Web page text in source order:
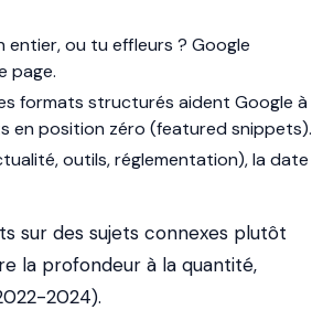
ou tu effleurs ? Google
page.
formats structurés aident Google à
en position zéro (featured snippets).
outils, réglementation), la date
sur des sujets connexes plutôt
la profondeur à la quantité,
2024).